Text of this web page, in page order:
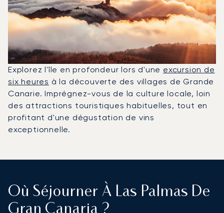
Explorez l'île en profondeur lors d'une excursion de
six heures à la découverte des villages de Grande
Canarie. Imprégnez-vous de la culture locale, loin
des attractions touristiques habituelles, tout en
profitant d'une dégustation de vins
exceptionnelle.
Où Séjourner À Las Palmas De
Gran Canaria ?